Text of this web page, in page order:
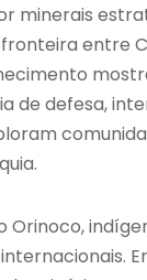
minerais
entre
de defesa,
Orinoco,